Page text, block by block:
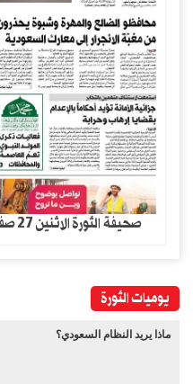
صحيفة الثورة الاثنين 27 صفر 1448 – 10 اغسطس 2026
يوميات الثورة
ماذا يريد النظام السعودي؟